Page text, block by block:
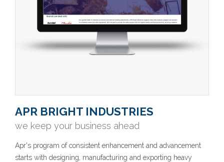
APR BRIGHT INDUSTRIES
we keep your business ahead
Apr's program of consistent enhancement and advancement
starts with designing, manufacturing and exporting heavy